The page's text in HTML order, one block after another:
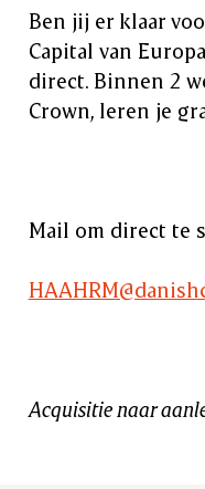
Ben jij er klaar
Capital van
direct. Binnen 2
Crown, leren je
Mail om direct te
Acquisitie naar